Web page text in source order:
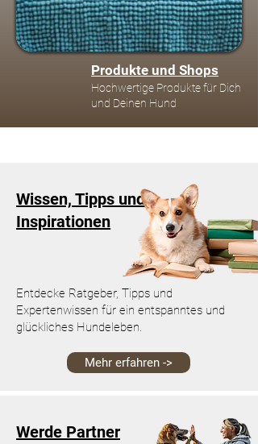
Produkte und Shops
Hochwertige Produkte für Dich
und Deinen Hund
Wissen, Tipps und
Inspirationen
Entdecke Ratgeber, Tipps und
Expertenwissen für ein entspanntes und
glückliches Hundeleben.
Mehr erfahren ->
Werde Partner